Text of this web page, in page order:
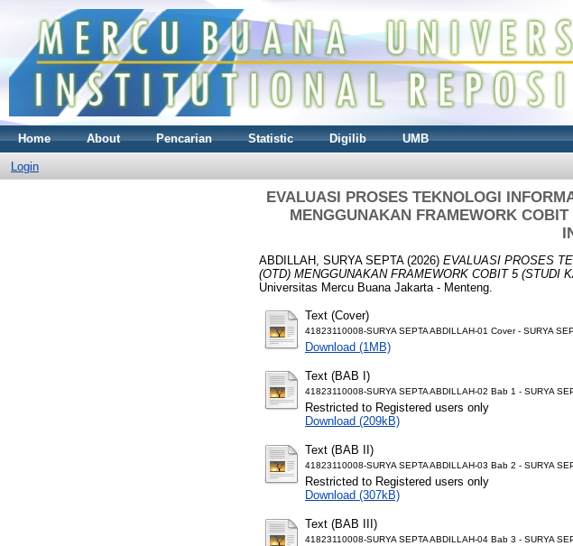
Home About Pencarian Statistic Digilib UMB
Login
EVALUASI PROSES TEKNOLOGI
MENGGUNAKAN FRAMEWORK
ABDILLAH, SURYA SEPTA(2026) EVALUASI PROSES
(OTD) MENGGUNAKAN FRAMEWORK COBIT 5 (STUDI
Universitas Mercu Buana Jakarta - Menteng.
Text (Cover)
41823110008-SURYA SEPTA ABDILLAH-01 Cover - SURYA
Download (1MB)
Text (BAB I)
41823110008-SURYA SEPTA ABDILLAH-02 Bab 1 - SURYA
Restricted to Registered users only
Download (209kB)
Text (BAB II)
41823110008-SURYA SEPTA ABDILLAH-03 Bab 2 - SURYA
Restricted to Registered users only
Download (307kB)
Text (BAB III)
41823110008-SURYA SEPTA ABDILLAH-04 Bab 3 - SURYA